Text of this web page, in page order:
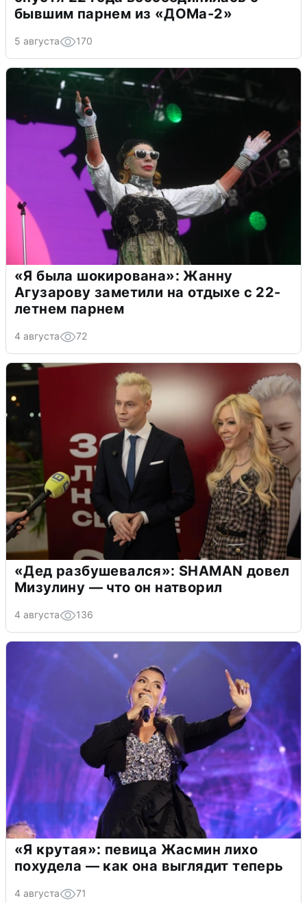
бывшим парнем из «ДОМа-2»
5 августа 170
«Я была шокирована»: Жанну
Агузарову заметили на отдыхе с 22-
летнем парнем
4 августа 72
«Дед разбушевался»: SHAMAN довел
Мизулину — что он натворил
4 августа 136
«Я крутая»: певица Жасмин лихо
похудела — как она выглядит теперь
4 августа 71